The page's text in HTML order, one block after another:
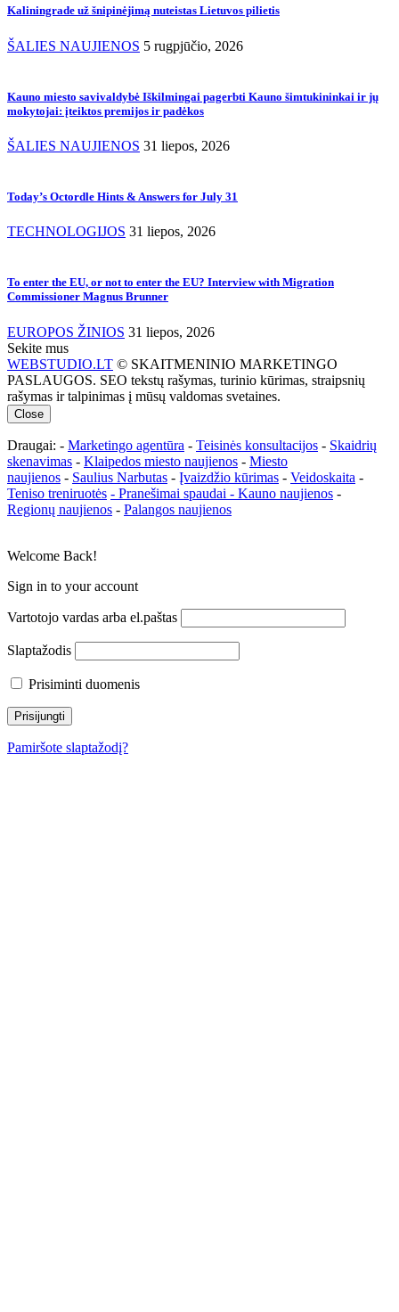
Kaliningrade už šnipinėjimą nuteistas Lietuvos pilietis
ŠALIES NAUJIENOS 5 rugpjūčio, 2026
Kauno miesto savivaldybė Iškilmingai pagerbti Kauno šimtukininkai ir jų
mokytojai: įteiktos premijos ir padėkos
ŠALIES NAUJIENOS 31 liepos, 2026
Today’s Octordle Hints & Answers for July 31
TECHNOLOGIJOS 31 liepos, 2026
To enter the EU, or not to enter the EU? Interview with Migration
Commissioner Magnus Brunner
EUROPOS ŽINIOS 31 liepos, 2026
Sekite mus
WEBSTUDIO.LT © SKAITMENINIO MARKETINGO
PASLAUGOS. SEO tekstų rašymas, turinio kūrimas, straipsnių
rašymas ir talpinimas į mūsų valdomas svetaines.
Close
Draugai: - Marketingo agentūra - Teisinės konsultacijos - Skaidrių
skenavimas - Klaipedos miesto naujienos - Miesto
naujienos - Saulius Narbutas - Įvaizdžio kūrimas - Veidoskaita -
Teniso treniruotės - Pranešimai spaudai - Kauno naujienos -
Regionų naujienos - Palangos naujienos
Welcome Back!
Sign in to your account
Vartotojo vardas arba el.paštas
Slaptažodis
Prisiminti duomenis
Pamiršote slaptažodį?